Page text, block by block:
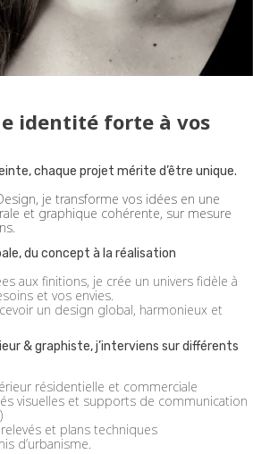
identité forte à vos
chaque projet mérite d’être unique.
je transforme vos idées en une
et graphique cohérente, sur mesure
du concept à la réalisation
aux finitions, je crée un univers fidèle à
et vos envies.
un design global, harmonieux et
& graphiste, j’interviens sur différents
résidentielle et commerciale
visuelles et supports de communication
et plans techniques
d’urbanisme.